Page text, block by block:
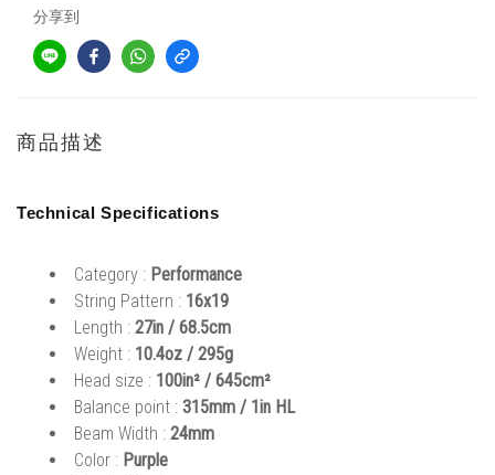
分享到
商品描述
Technical Specifications
Category : Performance
String Pattern : 16x19
Length : 27in / 68.5cm
Weight : 10.4oz / 295g
Head size : 100in² / 645cm²
Balance point : 315mm / 1in HL
Beam Width : 24mm
Color : Purple